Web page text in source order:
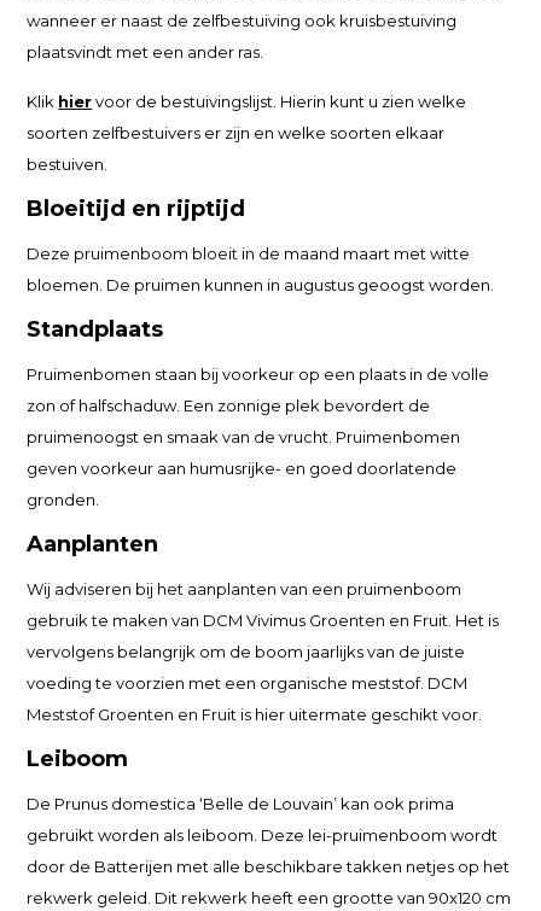
wanneer er naast de zelfbestuiving ook kruisbestuiving
plaatsvindt met een ander ras.
Klik hiervoor de bestuivingslijst. Hierin kunt u zien welke
soorten zelfbestuivers er zijn en welke soorten elkaar
bestuiven.
Bloeitijd en rijptijd
Deze pruimenboom bloeit in de maand maart met witte
bloemen. De pruimen kunnen in augustus geoogst worden.
Standplaats
Pruimenbomen staan bij voorkeur op een plaats in de volle
zon of halfschaduw. Een zonnige plek bevordert de
pruimenoogst en smaak van de vrucht. Pruimenbomen
geven voorkeur aan humusrijke- en goed doorlatende
gronden.
Aanplanten
Wij adviseren bij het aanplanten van een pruimenboom
gebruik te maken van DCM Vivimus Groenten en Fruit. Het is
vervolgens belangrijk om de boom jaarlijks van de juiste
voeding te voorzien met een organische meststof. DCM
Meststof Groenten en Fruit is hier uitermate geschikt voor.
Leiboom
De Prunus domestica ‘Belle de Louvain’ kan ook prima
gebruikt worden als leiboom. Deze lei-pruimenboom wordt
door de Batterijen met alle beschikbare takken netjes op het
rekwerk geleid. Dit rekwerk heeft een grootte van 90x120 cm